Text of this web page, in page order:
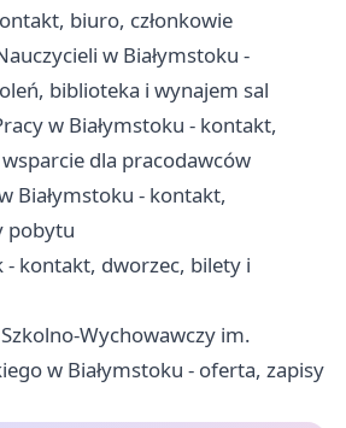
biuro, członkowie
w Białymstoku -
biblioteka i wynajem sal
w Białymstoku - kontakt,
dla pracodawców
Białymstoku - kontakt,
pobytu
- kontakt, dworzec, bilety i
Wychowawczy im.
w Białymstoku - oferta, zapisy